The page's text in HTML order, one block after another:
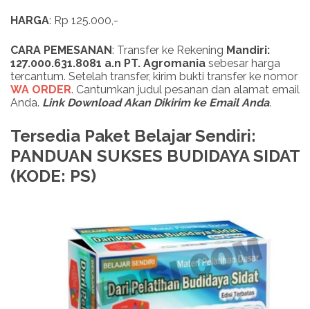
HARGA: Rp 125.000,-
CARA PEMESANAN: Transfer ke Rekening Mandiri:
127.000.631.8081 a.n PT. Agromania sebesar harga
tercantum. Setelah transfer, kirim bukti transfer ke nomor
WA ORDER. Cantumkan judul pesanan dan alamat email
Anda. Link Download Akan Dikirim ke Email Anda.
Tersedia Paket Belajar Sendiri:
PANDUAN SUKSES BUDIDAYA SIDAT
(KODE: PS)